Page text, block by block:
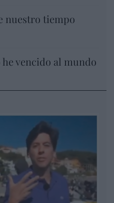
nuestro tiempo
he vencido al mundo